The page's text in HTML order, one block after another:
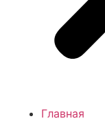
Главная